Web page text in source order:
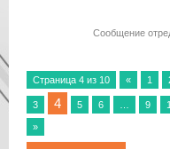
Сообщение
Страница 4 из 10 « 1
3 4 5 6 9
»